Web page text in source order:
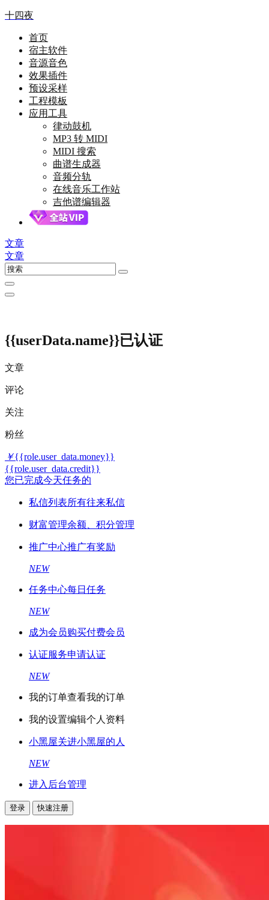
十四夜
首页
宿主软件
音源音色
效果插件
预设采样
工程模板
应用工具
律动鼓机
MP3 转 MIDI
MIDI 搜索
曲谱生成器
音频分轨
在线音乐工作站
吉他谱编辑器
文章
文章
{{userData.name}}已认证
文章
评论
关注
粉丝
￥{{role.user_data.money}}
{{role.user_data.credit}}
您已完成今天任务的
私信列表所有往来私信
财富管理余额、积分管理
推广中心推广有奖励
NEW
任务中心每日任务
NEW
成为会员购买付费会员
认证服务申请认证
NEW
我的订单查看我的订单
我的设置编辑个人资料
小黑屋关进小黑屋的人
NEW
进入后台管理
登录 快速注册